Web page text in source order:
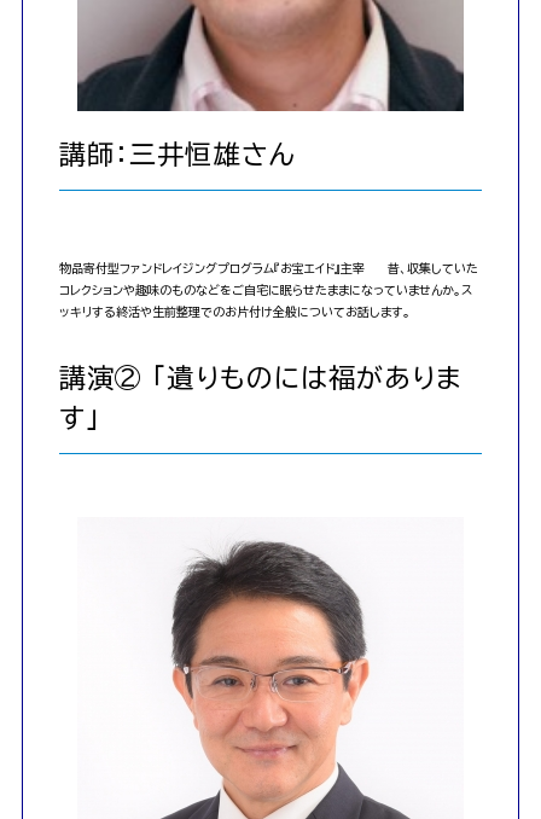
講師：三井恒雄さん
物品寄付型ファンドレイジングプログラム『お宝エイド』主宰 昔、収集していた
コレクションや趣味のものなどをご自宅に眠らせたままになっていませんか。ス
ッキリする終活や生前整理でのお片付け全般についてお話します。
講演② 「遺りものには福がありま
す」